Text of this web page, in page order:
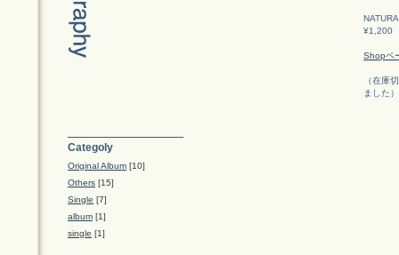
Categoly
Original Album [10]
Others [15]
Single [7]
album [1]
single [1]
¥1,200
Shopペ
（在庫
ました）